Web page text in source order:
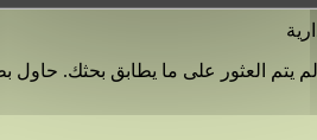
يتم العثور على ما يطابق بحثك. حاول